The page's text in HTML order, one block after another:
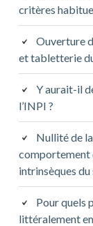
critères
Ouverture
et tabletterie
Y aurait-il
l’INPI ?
Nullité de
comportement
intrinsèques du
Pour quels
littéralement